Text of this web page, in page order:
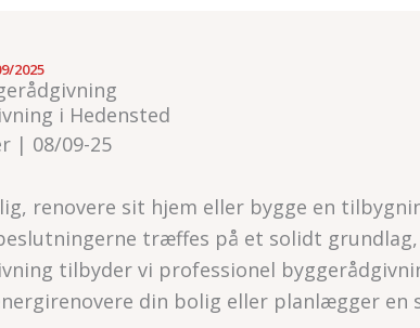
2025
i Hedensted
| 08/09-25
renovere sit hjem eller bygge en
træffes på et solidt
tilbyder vi professionel
din bolig eller planlægger en